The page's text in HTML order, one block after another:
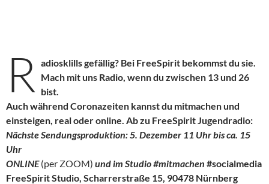
R adiosklills gefällig? Bei FreeSpirit bekommst du sie.
Mach mit uns Radio, wenn du zwischen 13 und 26
bist.
Auch während Coronazeiten kannst du mitmachen und
einsteigen, real oder online. Ab zu FreeSpirit Jugendradio:
Nächste Sendungsproduktion: 5. Dezember 11 Uhr bis ca. 15
Uhr
ONLINE(per ZOOM) und im Studio #mitmachen #socialmedia
FreeSpirit Studio, Scharrerstraße 15, 90478 Nürnberg